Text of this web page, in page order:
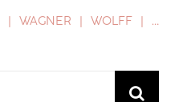
WAGNER WOLFF …